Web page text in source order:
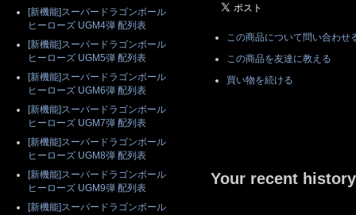
この商品について問い合わせ
この商品を友達に教える
買い物を続ける
Your recent history
[新機能]スーパードラゴンボール
ヒーローズ UGM4弾 配列表
[新機能]スーパードラゴンボール
ヒーローズ UGM5弾 配列表
[新機能]スーパードラゴンボール
ヒーローズ UGM6弾 配列表
[新機能]スーパードラゴンボール
ヒーローズ UGM7弾 配列表
[新機能]スーパードラゴンボール
ヒーローズ UGM8弾 配列表
[新機能]スーパードラゴンボール
ヒーローズ UGM9弾 配列表
[新機能]スーパードラゴンボール